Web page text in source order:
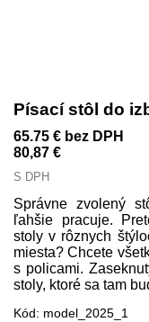
Písací stôl do
65.75 € bez DPH
80,87 €
S DPH
Správne zvolený
ľahšie pracuje.
stoly v rôznych
miesta? Chcete
s policami.
stoly, ktoré sa tam
Kód: model_2025_1